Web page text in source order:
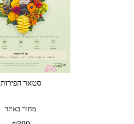
סטאר הפירות
מחיר באתר